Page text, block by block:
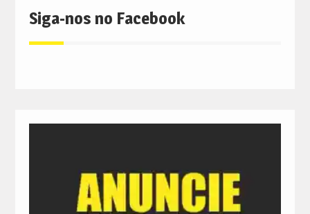
Siga-nos no Facebook